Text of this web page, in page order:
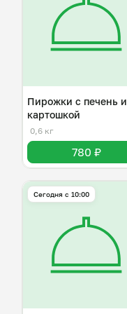
Пирожки с печень и
картошкой
0,6 кг
780 ₽
Сегодня с 10:00